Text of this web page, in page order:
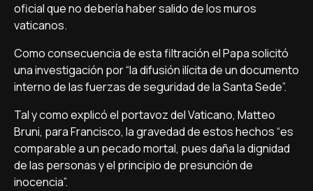
oficial que no debería haber salido de los muros
vaticanos.
Como consecuencia de esta filtración el Papa solicitó
una investigación por “la difusión ilícita de un documento
interno de las fuerzas de seguridad de la Santa Sede”.
Tal y como explicó el portavoz del Vaticano, Matteo
Bruni, para Francisco, la gravedad de estos hechos “es
comparable a un pecado mortal, pues daña la dignidad
de las personas y el principio de presunción de
inocencia”.